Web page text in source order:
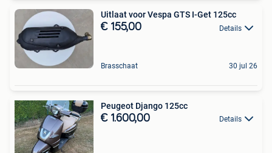
Uitlaat voor Vespa GTS I-Get 125cc
€ 155,00 Details
Brasschaat 30 jul 26
Peugeot Django 125cc
€ 1.600,00 Details